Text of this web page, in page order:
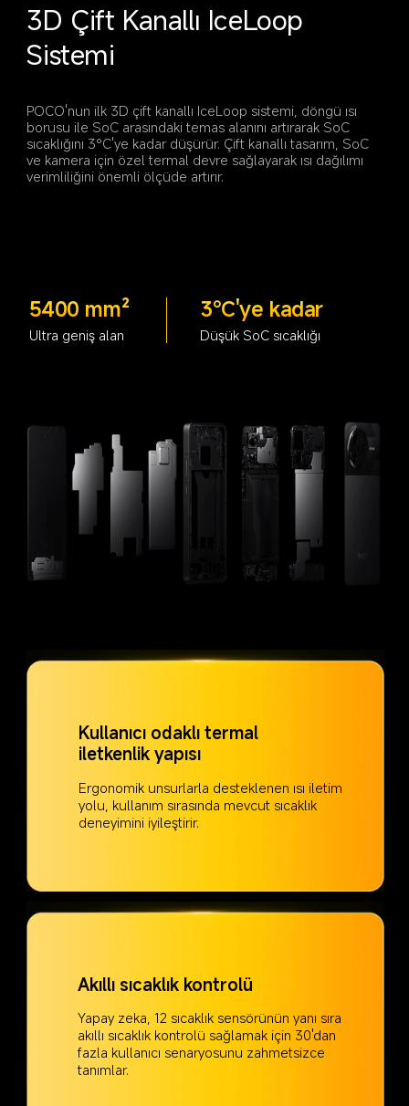
3D Çift Kanallı IceLoop
Sistemi
POCO'nun ilk 3D çift kanallı IceLoop sistemi, döngü ısı
borusu ile SoC arasındaki temas alanını artırarak SoC
sıcaklığını 3°C'ye kadar düşürür. Çift kanallı tasarım, SoC
ve kamera için özel termal devre sağlayarak ısı dağılımı
5400 mm²
Ultra geniş alan
3°C'ye kadar
Düşük SoC sıcaklığı
Kullanıcı odaklı termal
iletkenlik yapısı
Ergonomik unsurlarla desteklenen ısı iletim
yolu, kullanım sırasında mevcut sıcaklık
deneyimini iyileştirir.
Akıllı sıcaklık kontrolü
Yapay zeka, 12 sıcaklık sensörünün yanı sıra
akıllı sıcaklık kontrolü sağlamak için 30'dan
fazla kullanıcı senaryosunu zahmetsizce
tanımlar.